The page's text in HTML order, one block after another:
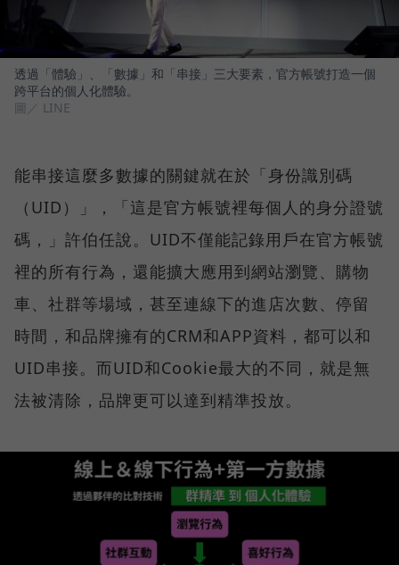
透過「體驗」、「數據」和「串接」三大要素，官方帳號打造一個
跨平台的個人化體驗。
圖／ LINE
能串接這麼多數據的關鍵就在於「身份識別碼
（UID）」，「這是官方帳號裡每個人的身分證號
碼，」許伯任說。UID不僅能記錄用戶在官方帳號
裡的所有行為，還能擴大應用到網站瀏覽、購物
車、社群等場域，甚至連線下的進店次數、停留
時間，和品牌擁有的CRM和APP資料，都可以和
UID串接。而UID和Cookie最大的不同，就是無
法被清除，品牌更可以達到精準投放。